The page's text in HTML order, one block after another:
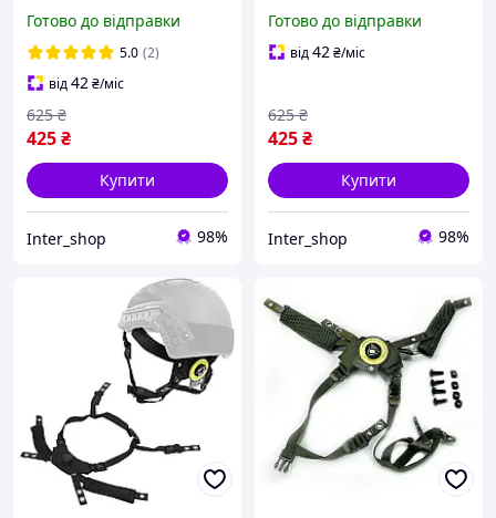
MICH, PASGT Wendy,
чорний
Готово до відправки
5.0 (2)
від42₴/міс
425₴
625 ₴
Купити
Inter_shop 98%
PASGT Wendy, чорний
Готово до відправки
від42₴/міс
425₴
625 ₴
Купити
Inter_shop 98%